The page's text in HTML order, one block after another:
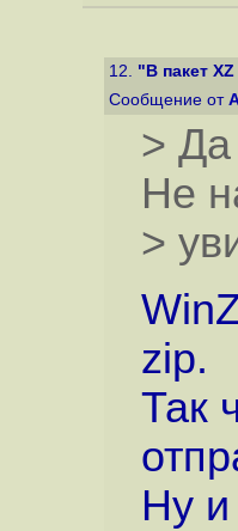
12. "В пакет
Сообщение от
>
Не
>
zip.
Так
Ну и